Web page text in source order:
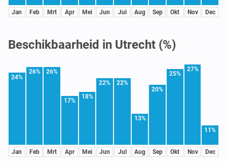
Jan Feb Mrt Apr Mei Jun Jul Aug Sep Okt Nov Dec
Beschikbaarheid in Utrecht (%)
24%
Jan
26%
Feb
26%
Mrt
17%
Apr
18%
Mei
22%
Jun
22%
Jul
13%
Aug
20%
Sep
25%
Okt
27%
Nov
11%
Dec